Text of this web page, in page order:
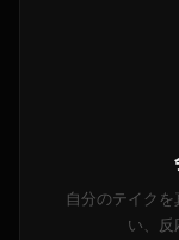
自分のテイク
い、反